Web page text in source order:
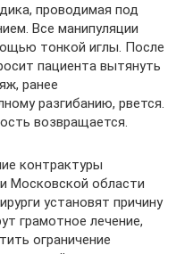
проводимая под
Все манипуляции
тонкой иглы. После
пациента вытянуть
ранее
разгибанию, рвется.
возвращается.
контрактуры
Московской области
установят причину
грамотное лечение,
ограничение